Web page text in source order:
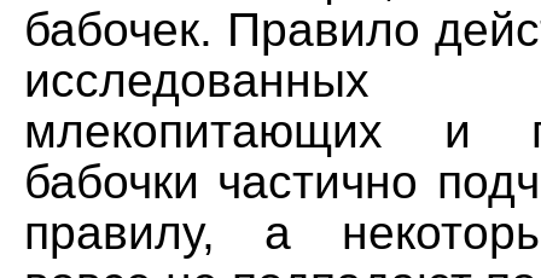
бабочек. Правило
млекопитающих и
бабочки частично
правилу, а